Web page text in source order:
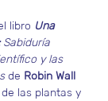
libro Una
Sabiduría
y las
de Robin Wall
las plantas y